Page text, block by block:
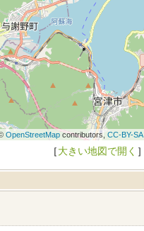
OpenStreetMapcontributors, CC-BY-SA
［大きい地図で開く ］